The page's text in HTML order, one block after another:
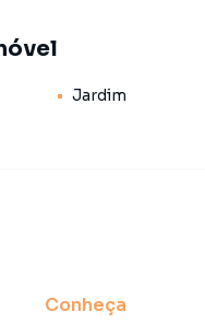
de São Paulo
do imóvel
Jardim
Conheça